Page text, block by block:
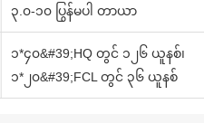
၃.၀-၁၀ ပြွန်မပါ တာယာ
၁*၄၀&#39;HQ တွင် ၁၂၆ ယူနစ်၊
၁*၂၀&#39;FCL တွင် ၃၆ ယူနစ်